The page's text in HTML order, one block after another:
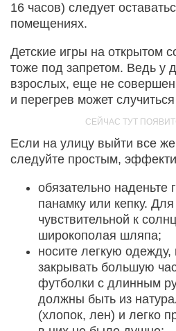
16 часов) следует
помещениях.
Детские игры на открытом
тоже под запретом. Ведь у
взрослых, еще не
и перегрев может
Если на улицу выйти все
следуйте простым,
обязательно наденьте
панамку или кепку.
чувствительной к
широкополая шляпа;
носите легкую одежду,
закрывать большую
футболки с длинным
должны быть из
(хлопок, лен) и легко